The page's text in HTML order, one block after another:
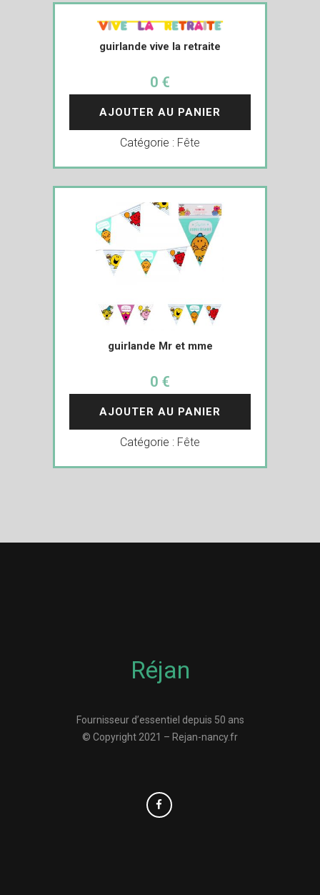
guirlande vive la retraite
0 €
AJOUTER AU PANIER
Catégorie : Fête
guirlande Mr et mme
0 €
AJOUTER AU PANIER
Catégorie : Fête
Réjan
Fournisseur d’essentiel depuis 50 ans
© Copyright 2021 – Rejan-nancy.fr